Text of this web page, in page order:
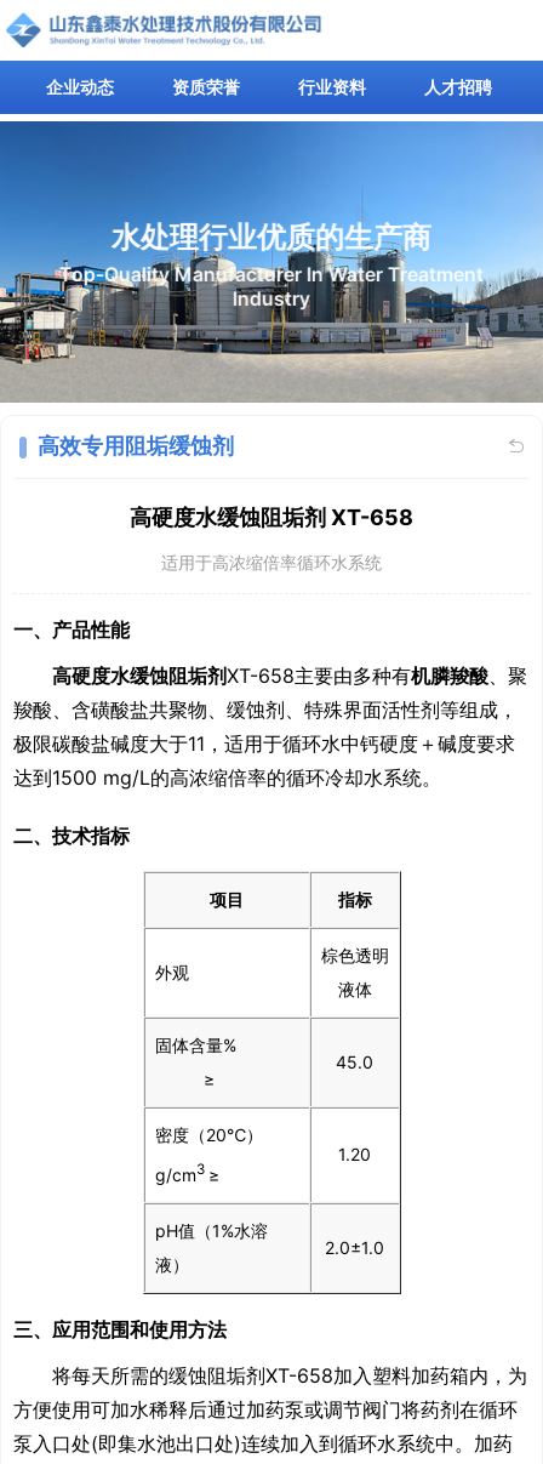
企业动态 资质荣誉 行业资料 人才招聘
水处理行业优质的生产商
Top-Quality Manufacturer In Water Treatment
Industry
高效专用阻垢缓蚀剂 
高硬度水缓蚀阻垢剂 XT-658
适用于高浓缩倍率循环水系统
一、产品性能
高硬度水缓蚀阻垢剂XT-658主要由多种有机膦羧酸、聚
羧酸、 含磺酸盐共聚物、缓蚀剂、特殊界面活性剂等组成，
极限碳酸盐碱度大于11 ，适用于循环水中钙硬度＋碱度要求
达到1500 mg/L的高浓缩倍率的循环冷却水系统。
二、技术指标
项目 指标
外观
棕色透明
液体
固体含量%
≥
45.0
密度（20℃）
g/cm3 ≥
1.20
pH值（1%水溶
液）
2.0±1.0
三、应用范围和使用方法
将每天所需的缓蚀阻垢剂XT-658加入塑料加药箱内， 为
方便使用可加水稀释后通过加药泵或调节阀门将药剂在循环
泵入口处(即集水池出口处)连续加入到循环水系统中。加药